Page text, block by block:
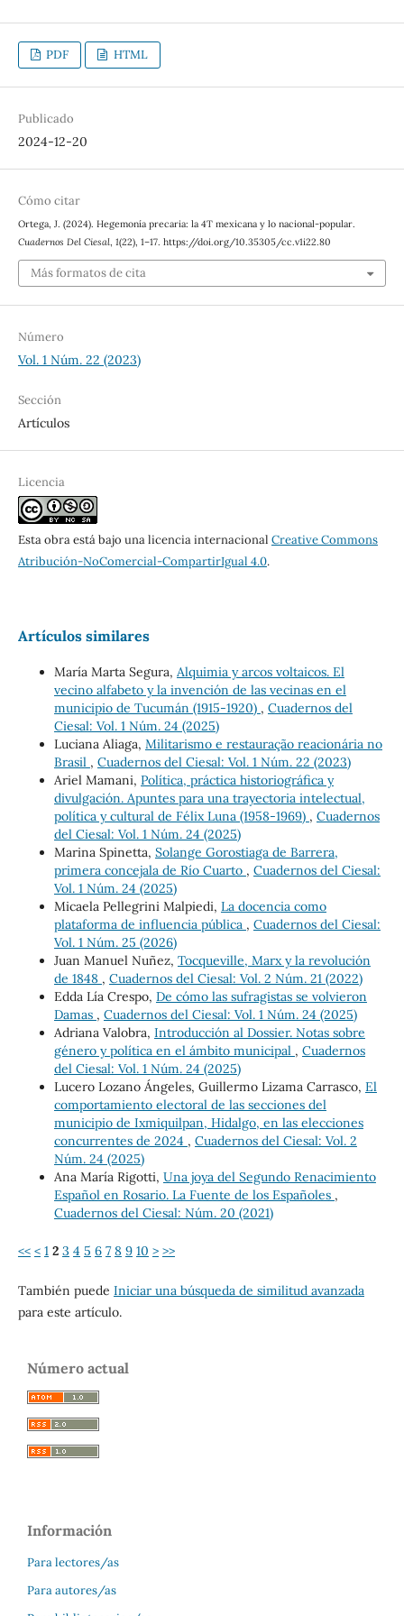
PDF HTML
Publicado
2024-12-20
Cómo citar
Ortega, J. (2024). Hegemonía precaria: la 4T mexicana y lo nacional-popular.
Cuadernos Del Ciesal, 1(22), 1–17. https://doi.org/10.35305/cc.v1i22.80
Más formatos de cita
Número
Vol. 1 Núm. 22 (2023)
Sección
Artículos
Licencia
Esta obra está bajo una licencia internacional Creative Commons
Atribución-NoComercial-CompartirIgual 4.0.
Artículos similares
María Marta Segura, Alquimia y arcos voltaicos. El
vecino alfabeto y la invención de las vecinas en el
municipio de Tucumán (1915-1920) , Cuadernos del
Ciesal: Vol. 1 Núm. 24 (2025)
Luciana Aliaga, Militarismo e restauração reacionária no
Brasil , Cuadernos del Ciesal: Vol. 1 Núm. 22 (2023)
Ariel Mamani, Política, práctica historiográfica y
divulgación. Apuntes para una trayectoria intelectual,
política y cultural de Félix Luna (1958-1969) , Cuadernos
del Ciesal: Vol. 1 Núm. 24 (2025)
Marina Spinetta, Solange Gorostiaga de Barrera,
primera concejala de Río Cuarto , Cuadernos del Ciesal:
Vol. 1 Núm. 24 (2025)
Micaela Pellegrini Malpiedi, La docencia como
plataforma de influencia pública , Cuadernos del Ciesal:
Vol. 1 Núm. 25 (2026)
Juan Manuel Nuñez, Tocqueville, Marx y la revolución
de 1848 , Cuadernos del Ciesal: Vol. 2 Núm. 21 (2022)
Edda Lía Crespo, De cómo las sufragistas se volvieron
Damas , Cuadernos del Ciesal: Vol. 1 Núm. 24 (2025)
Adriana Valobra, Introducción al Dossier. Notas sobre
género y política en el ámbito municipal , Cuadernos
del Ciesal: Vol. 1 Núm. 24 (2025)
Lucero Lozano Ángeles, Guillermo Lizama Carrasco, El
comportamiento electoral de las secciones del
municipio de Ixmiquilpan, Hidalgo, en las elecciones
concurrentes de 2024 , Cuadernos del Ciesal: Vol. 2
Núm. 24 (2025)
Ana María Rigotti, Una joya del Segundo Renacimiento
Español en Rosario. La Fuente de los Españoles ,
Cuadernos del Ciesal: Núm. 20 (2021)
<< < 1 2 3 4 5 6 7 8 9 10 > >>
También puede Iniciar una búsqueda de similitud avanzada
para este artículo.
Número actual
Información
Para lectores/as
Para autores/as